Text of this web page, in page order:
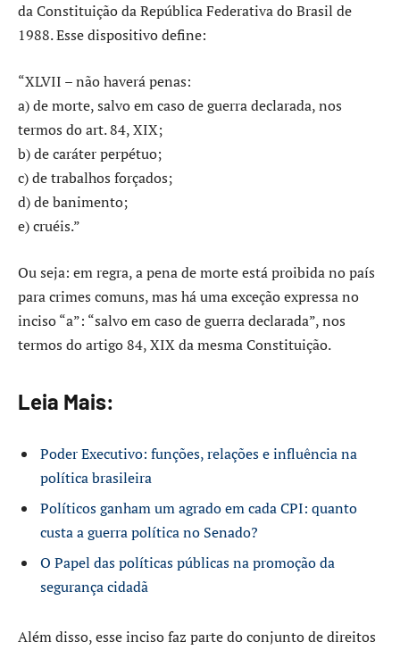
da Constituição da República Federativa do Brasil de
1988. Esse dispositivo define:
“XLVII – não haverá penas:
a) de morte, salvo em caso de guerra declarada, nos
termos do art. 84, XIX;
b) de caráter perpétuo;
c) de trabalhos forçados;
d) de banimento;
e) cruéis.”
Ou seja: em regra, a pena de morte está proibida no país
para crimes comuns, mas há uma exceção expressa no
inciso “a”: “salvo em caso de guerra declarada”, nos
termos do artigo 84, XIX da mesma Constituição.
Leia Mais:
Poder Executivo: funções, relações e influência na
política brasileira
Políticos ganham um agrado em cada CPI: quanto
custa a guerra política no Senado?
O Papel das políticas públicas na promoção da
segurança cidadã
Além disso, esse inciso faz parte do conjunto de direitos